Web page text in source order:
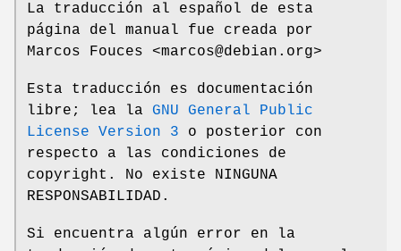
La traducción al español de esta
página del manual fue creada por
Marcos Fouces <marcos@debian.org>
Esta traducción es documentación
libre; lea la GNU General Public
License Version 3 o posterior con
respecto a las condiciones de
copyright. No existe NINGUNA
RESPONSABILIDAD.
Si encuentra algún error en la